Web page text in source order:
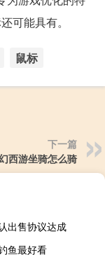
可能具有。
鼠标
下一篇
西游坐骑怎么骑
出售协议达成
鱼最好看